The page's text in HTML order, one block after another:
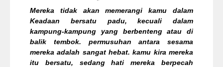
Mereka tidak akan memerangi kamu dalam
Keadaan bersatu padu, kecuali dalam
kampung-kampung yang berbenteng atau di
balik tembok. permusuhan antara sesama
mereka adalah sangat hebat. kamu kira mereka
itu bersatu, sedang hati mereka berpecah